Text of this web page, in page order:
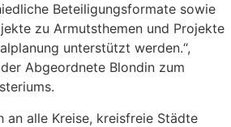
Beteiligungsformate sowie
zu Armutsthemen und Projekte
unterstützt werden.“,
Abgeordnete Blondin zum
an alle Kreise, kreisfreie Städte